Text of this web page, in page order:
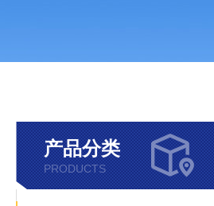
产品分类
PRODUCTS